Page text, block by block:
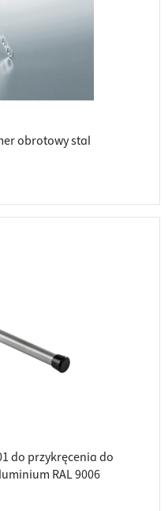
obrotowy stal
do przykręcenia do
RAL 9006